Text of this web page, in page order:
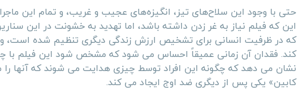
حتی با وجود این سلاح‌های تیز، انگیزه‌های عجیب و غریب، و تمام این
این که فیلم نیاز به غر زدن داشته باشد، اما تهدید به خشونت در این
که در ظرفیت انسانی برای تشخیص ارزش زندگی دیگری تنظیم شده است،
کند. فقدان آن زمانی عمیقاً احساس می شود که مشخص شود این فیلم با چه
نشان می دهد که چگونه این افراد توسط چیزی هدایت می شوند که آنها
کابین» یکی پس از دیگری ضد اوج ایجاد می کند.